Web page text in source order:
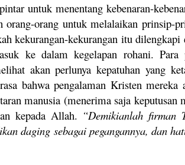
untuk menentang kebenaran-
orang untuk melalaikan prinsip-
kekurangan-kekurangan itu dilengkapi
ke dalam kegelapan rohani. Para
akan perlunya kepatuhan yang
bahwa pengalaman Kristen mereka
manusia (menerima saja keputusan
kepada Allah. “Demikianlah firman
daging sebagai pegangannya, dan